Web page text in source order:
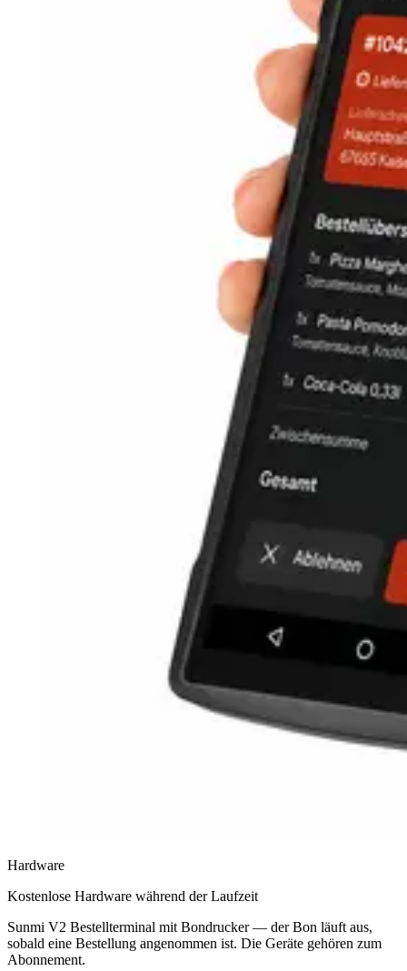
Hardware
Kostenlose Hardware während der Laufzeit
Sunmi V2 Bestellterminal mit Bondrucker — der Bon läuft aus,
sobald eine Bestellung angenommen ist. Die Geräte gehören zum
Abonnement.